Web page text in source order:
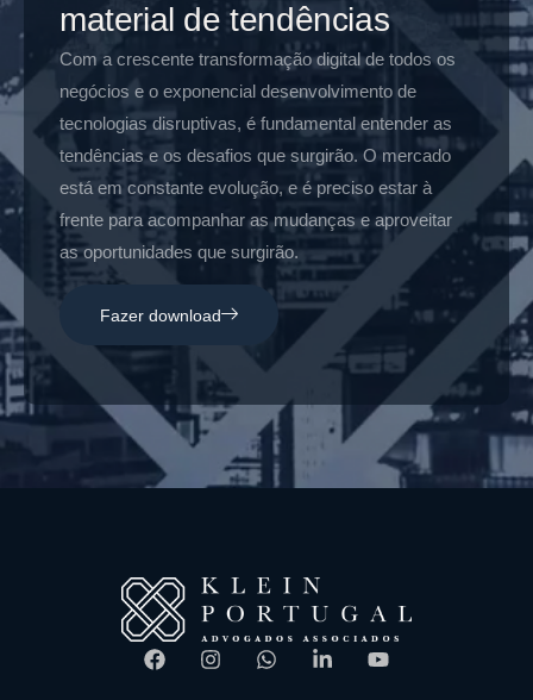
material de tendências
Com a crescente transformação digital de todos os
negócios e o exponencial desenvolvimento de
tecnologias disruptivas, é fundamental entender as
tendências e os desafios que surgirão. O mercado
está em constante evolução, e é preciso estar à
frente para acompanhar as mudanças e aproveitar
as oportunidades que surgirão.
Fazer download